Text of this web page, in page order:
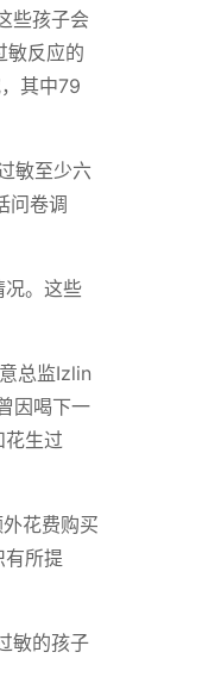
些孩子会
敏反应的
其中79
敏至少六
问卷调
况。这些
总监Izlin
因喝下一
生过
花费购买
所提
敏的孩子